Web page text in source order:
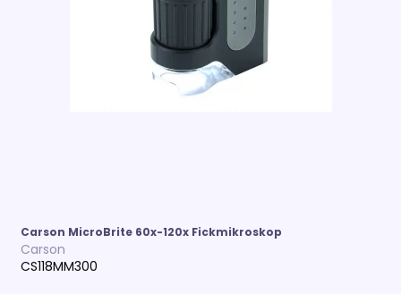
Carson MicroBrite 60x-120x Fickmikroskop
Carson
CS118MM300